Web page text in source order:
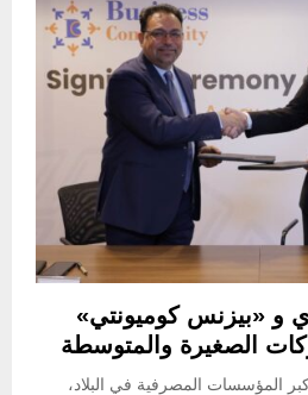
و «بيزنس كوميونتي»
الصغيرة والمتوسطة
المؤسسات المصرفية في البلاد،